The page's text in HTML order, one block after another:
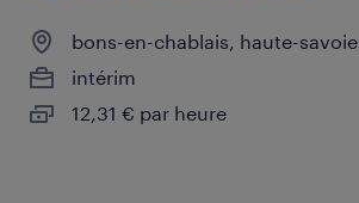
bons-en-chablais, haute-savoie
intérim
12,31 € par heure